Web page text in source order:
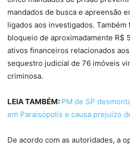
mandados de busca e apreensão
ligados aos investigados.
bloqueio de aproximadamente R$
ativos financeiros relacionados
sequestro judicial de 76 imóveis
criminosa.
LEIA TAMBÉM: PM de SP
em Paraisópolis e causa prejuízo
De acordo com as autoridades, a